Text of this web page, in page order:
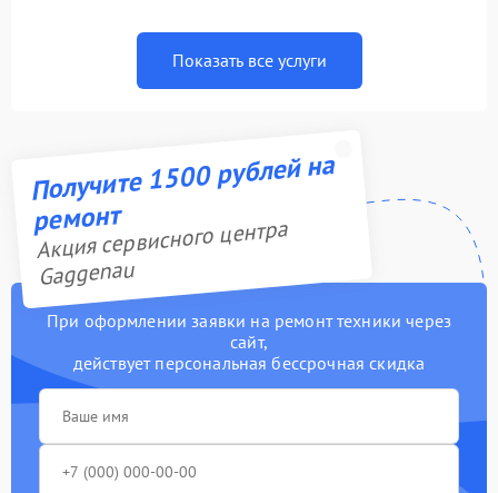
Показать все услуги
Получите 1500 рублей на
ремонт
Акция сервисного центра
Gaggenau
При оформлении заявки на ремонт техники через
сайт,
действует персональная бессрочная скидка